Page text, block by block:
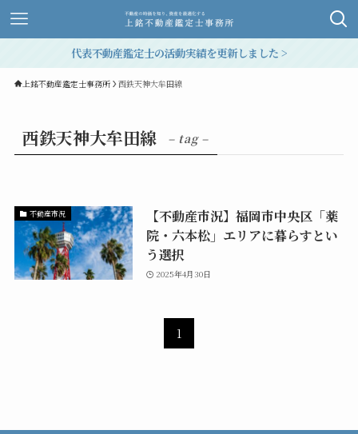
代表不動産鑑定士の活動実績を更新しました >
上銘不動産鑑定士事務所 西鉄天神大牟田線
西鉄天神大牟田線 – tag –
不動産市況
【不動産市況】福岡市中央区「薬
院・六本松」エリアに暮らすとい
う選択
2025年4月30日
1